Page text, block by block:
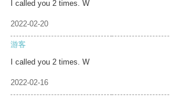
I called you 2 times. W
2022-02-20
游客
I called you 2 times. W
2022-02-16